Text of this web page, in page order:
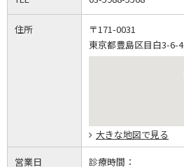
住所
〒171-0031
東京都豊島区目白3-6-4
大きな地図で見る
営業日
診療時間：